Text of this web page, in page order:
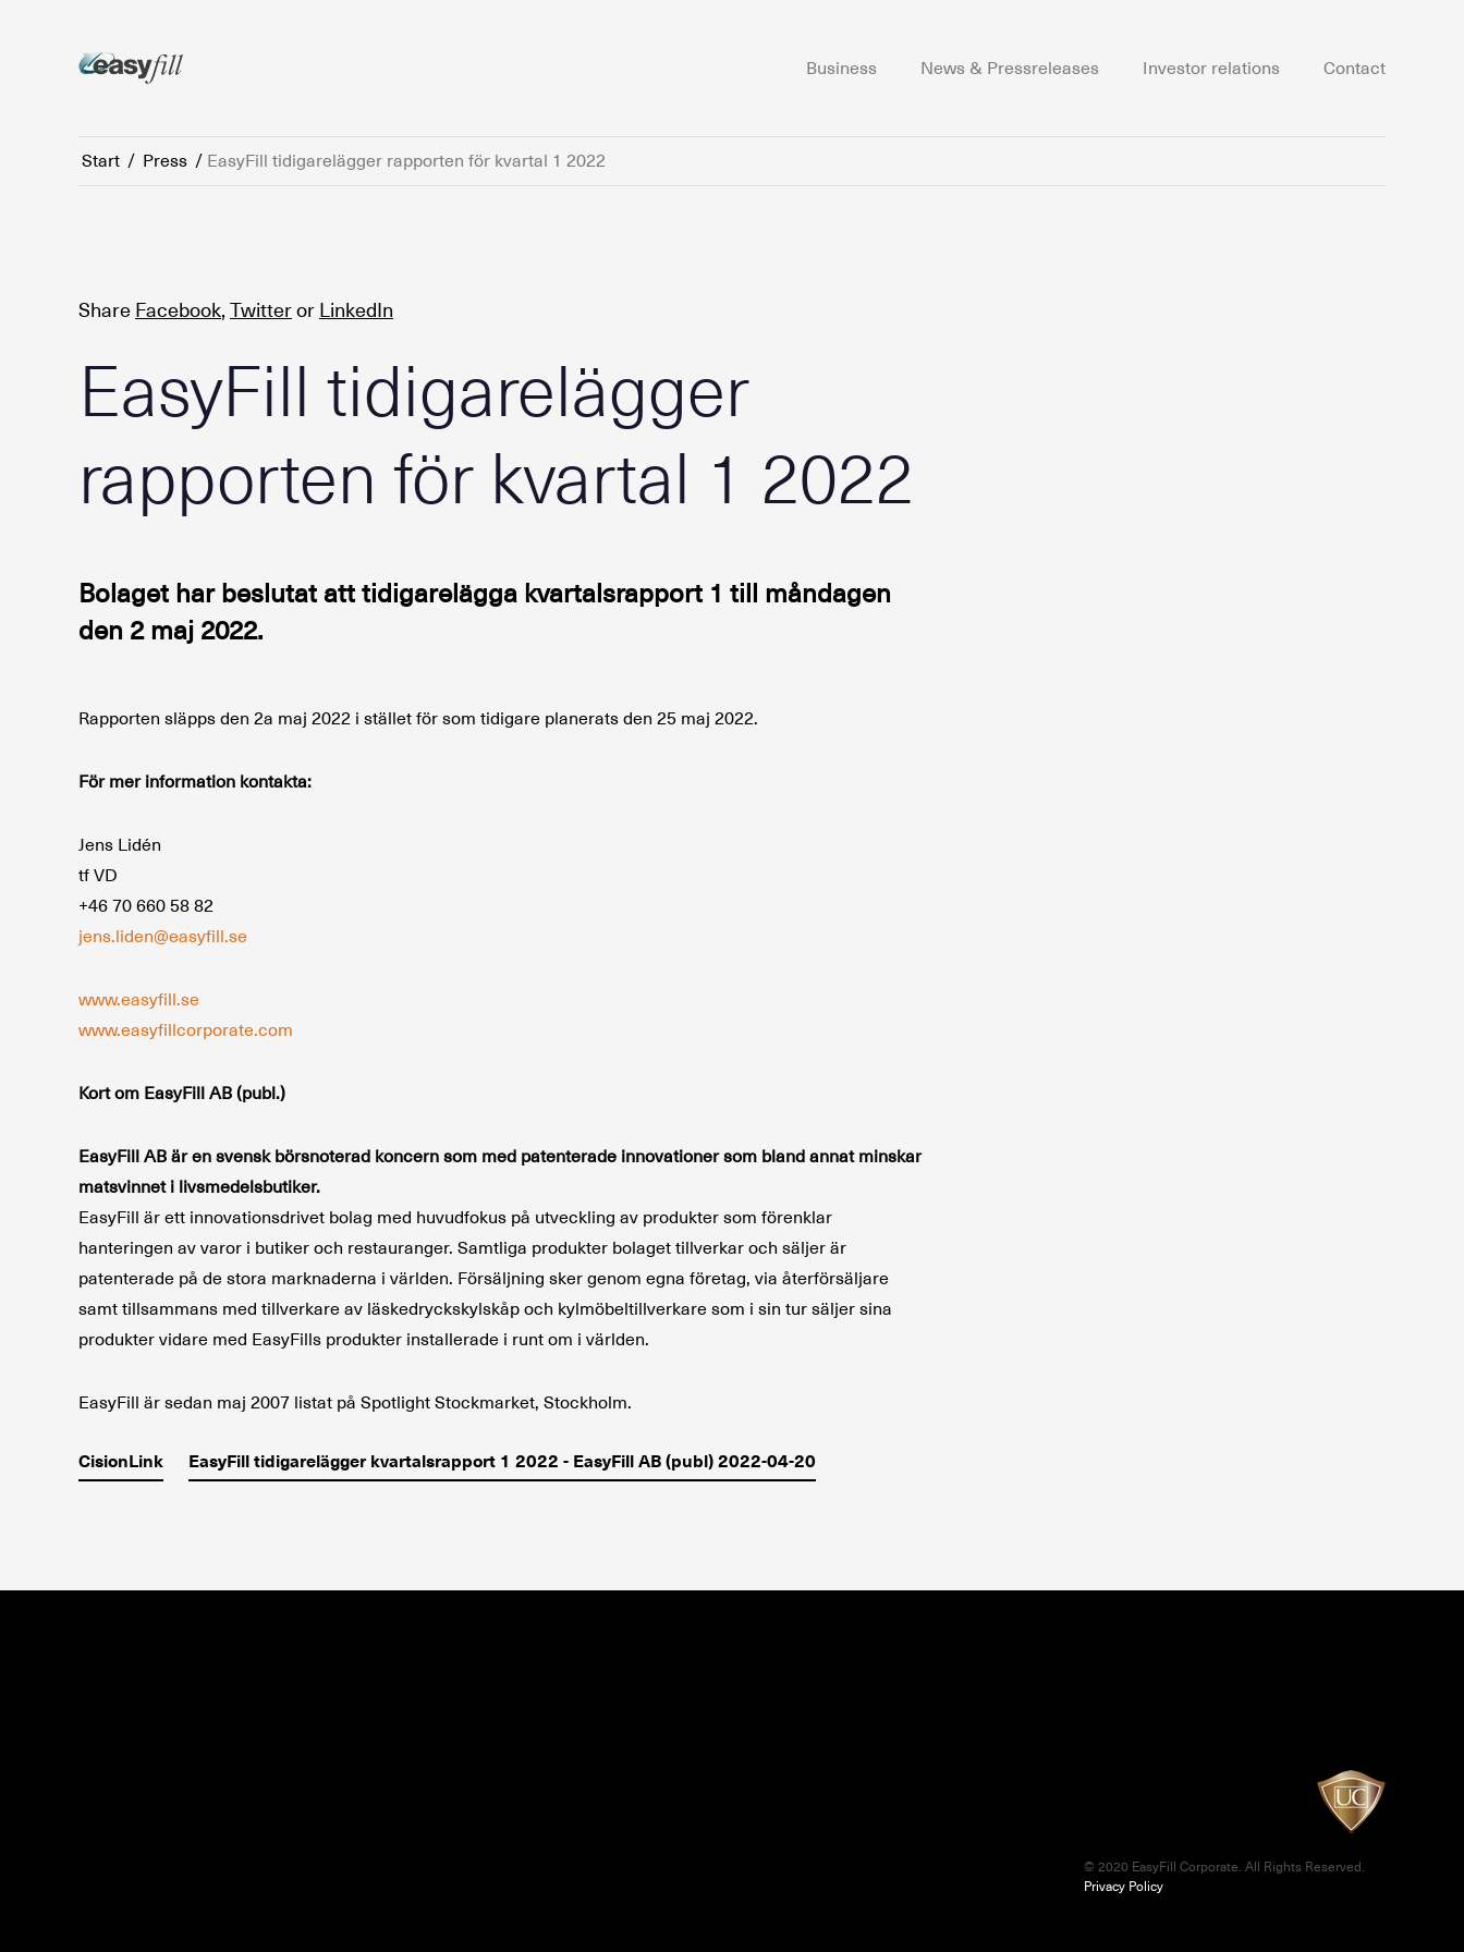
Business News & Pressreleases Investor relations Contact
Start / Press / EasyFill tidigarelägger rapporten för kvartal 1 2022
Share Facebook, Twitteror LinkedIn
EasyFill tidigarelägger
rapporten för kvartal 1 2022
Bolaget har beslutat att tidigarelägga kvartalsrapport 1 till måndagen
den 2 maj 2022.
Rapporten släpps den 2a maj 2022 i stället för som tidigare planerats den 25 maj 2022.
För mer information kontakta:
Jens Lidén
tf VD
+46 70 660 58 82
jens.liden@easyfill.se
www.easyfill.se
www.easyfillcorporate.com
Kort om EasyFill AB (publ.)
EasyFill AB är en svensk börsnoterad koncern som med patenterade innovationer som bland annat minskar
matsvinnet i livsmedelsbutiker.
EasyFill är ett innovationsdrivet bolag med huvudfokus på utveckling av produkter som förenklar
hanteringen av varor i butiker och restauranger. Samtliga produkter bolaget tillverkar och säljer är
patenterade på de stora marknaderna i världen. Försäljning sker genom egna företag, via återförsäljare
samt tillsammans med tillverkare av läskedryckskylskåp och kylmöbeltillverkare som i sin tur säljer sina
produkter vidare med EasyFills produkter installerade i runt om i världen.
EasyFill är sedan maj 2007 listat på Spotlight Stockmarket, Stockholm.
CisionLink EasyFill tidigarelägger kvartalsrapport 1 2022 - EasyFill AB (publ) 2022-04-20
© 2020 EasyFill Corporate. All Rights Reserved.
Privacy Policy